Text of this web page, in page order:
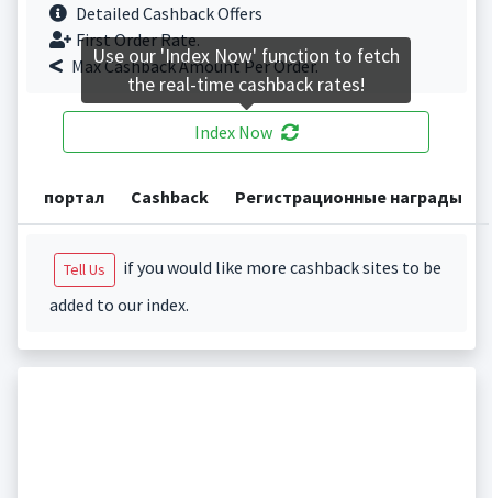
Detailed Cashback Offers
First Order Rate.
Max Cashback Amount Per Order.
Index Now
портал Cashback Регистрационные награды
Tell Us
if you would like more cashback sites to be
added to our index.
Use our 'Index Now' function to fetch
the real-time cashback rates!